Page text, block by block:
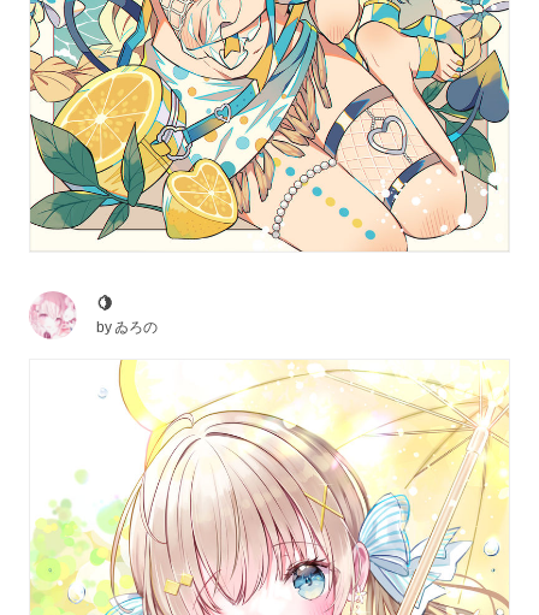
🍋
by ゐろの